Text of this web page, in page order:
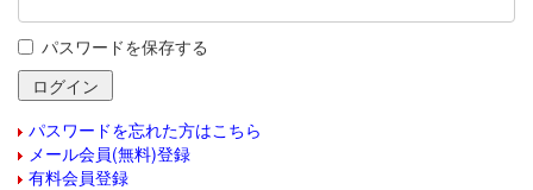
パスワードを保存する
パスワードを忘れた方はこちら
メール会員(無料)登録
有料会員登録